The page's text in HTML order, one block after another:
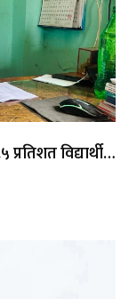
विद्यार्थी…